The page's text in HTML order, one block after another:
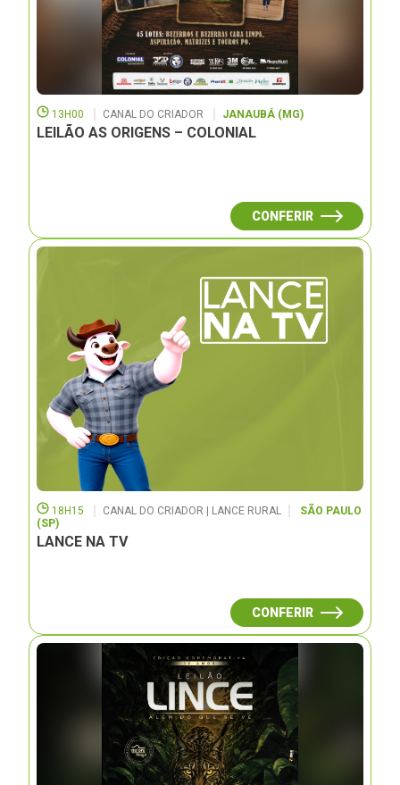
13H00 CANAL DO CRIADOR JANAUBÁ (MG)
LEILÃO AS ORIGENS – COLONIAL
CONFERIR
18H15 CANAL DO CRIADOR | LANCE RURAL
SÃO PAULO
(SP)
LANCE NA TV
CONFERIR